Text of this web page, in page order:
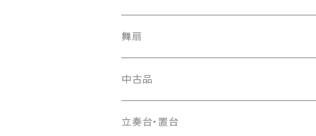
爪・爪輪
爪入
爪駒入
ソフトケース
長袋・三ツ組袋・胴袋
胴掛
根緒
歌口キャップ
つゆ切り
お祭り用６穴
お祭り用７穴
篠笛袋
太鼓（本体）
太鼓撥
手拍子（チャンチャン）
舞扇
中古品
箏（本体）
立奏台・置台